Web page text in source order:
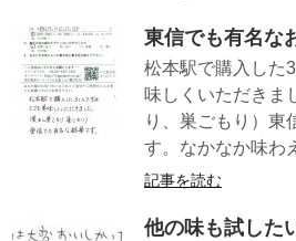
東信でも有名な
松本駅で購入した
味しくいただきま
り、巣ごもり）東
す。なかなか味わ
記事を読む
他の味も試した